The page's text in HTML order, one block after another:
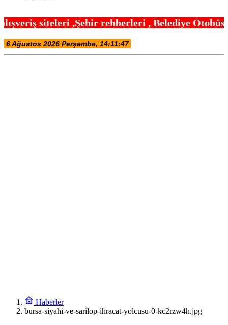
,Şehir rehberleri , Belediye
Haberler
bursa-siyahi-ve-sarilop-ihracat-yolcusu-0-kc2rzw4h.jpg